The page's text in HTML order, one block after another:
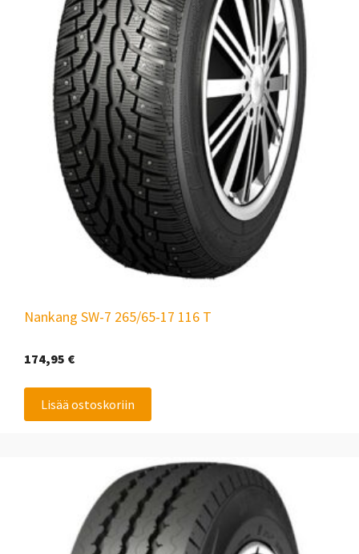
Nankang SW-7 265/65-17 116 T
174,95 €
Lisää ostoskoriin